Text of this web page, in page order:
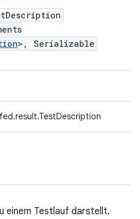
>, Serializable
einem Testlauf darstellt.